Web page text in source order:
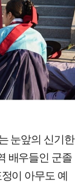
눈앞의 신기한
배우들인 군졸
이 아무도 예